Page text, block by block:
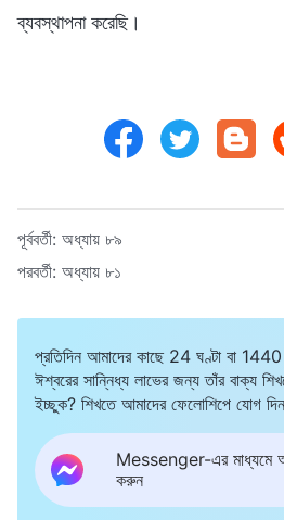
ব্যবস্থাপনা করেছি।
পূর্ববর্তী: অধ্যায় ৮৯
পরবর্তী: অধ্যায় ৮১
প্রতিদিন আমাদের কাছে 24 ঘণ্টা বা
ঈশ্বরের সান্নিধ্য লাভের জন্য তাঁর বাক্য
ইচ্ছুক? শিখতে আমাদের ফেলোশিপে যোগ
Messenger-এর মাধ্যমে
করুন